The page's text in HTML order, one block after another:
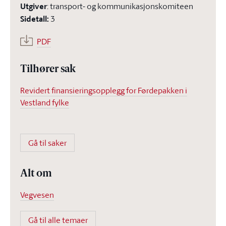
Utgiver:transport- og kommunikasjonskomiteen
Sidetall: 3
PDF
Tilhører sak
Revidert finansieringsopplegg for Førdepakken i
Vestland fylke
Gå til saker
Alt om
Vegvesen
Gå til alle temaer